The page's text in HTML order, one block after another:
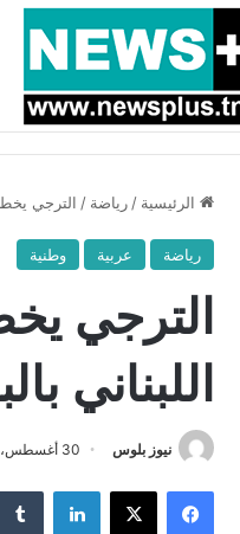
أخبار عاجلة بسبب المرزوقي
الرئيسية / رياضة / الترجي
رياضة عربية وطنية
الترجي
اللبناني
نيوز بلوس 30 أغسطس، 2019
فيسبوك X لينكدإن